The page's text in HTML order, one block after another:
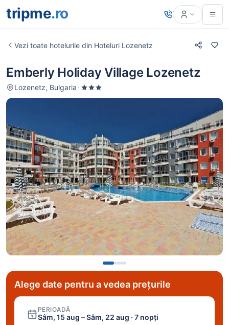
tripme.ro
Alege date pentru a vedea prețurile
PERIOADĂ
Sâm, 15 aug – Sâm, 22 aug · 7 nopți
Vezi toate hotelurile din Hoteluri Lozenetz
Emberly Holiday Village Lozenetz
Lozenetz, Bulgaria ·